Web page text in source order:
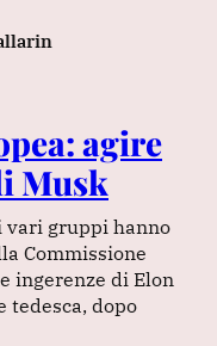
agire
Musk
vari gruppi hanno
Commissione
ingerenze di Elon
tedesca, dopo